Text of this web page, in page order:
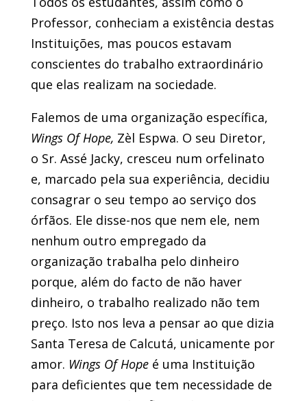
Professor, conheciam a existência destas
Instituições, mas poucos estavam
conscientes do trabalho extraordinário
que elas realizam na sociedade.
Falemos de uma organização específica,
Wings Of Hope, Zèl Espwa. O seu Diretor,
o Sr. Assé Jacky, cresceu num orfelinato
e, marcado pela sua experiência, decidiu
consagrar o seu tempo ao serviço dos
órfãos. Ele disse-nos que nem ele, nem
nenhum outro empregado da
organização trabalha pelo dinheiro
porque, além do facto de não haver
dinheiro, o trabalho realizado não tem
preço. Isto nos leva a pensar ao que dizia
Santa Teresa de Calcutá, unicamente por
amor. Wings Of Hopeé uma Instituição
para deficientes que tem necessidade de